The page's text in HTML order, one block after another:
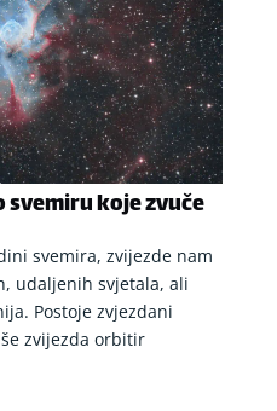
koje zvuče
svemira, zvijezde nam
udaljenih svjetala, ali
Postoje zvjezdani
zvijezda orbitir